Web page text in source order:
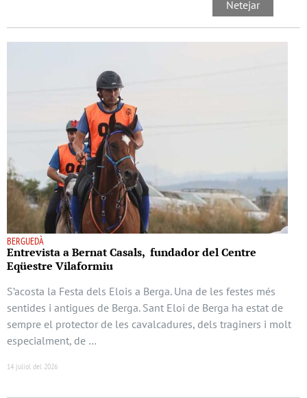
BERGUEDÀ
Entrevista a Bernat Casals, fundador del Centre
Eqüestre Vilaformiu
S’acosta la Festa dels Elois a Berga. Una de les festes més
sentides i antigues de Berga. Sant Eloi de Berga ha estat de
sempre el protector de les cavalcadures, dels traginers i molt
especialment, de …
14 juliol del 2026